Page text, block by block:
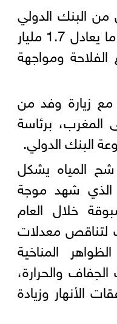
البنك الدولي
بقيمة 180 مليون دولار، ما يعادل 1.7 مليار
ومواجهة
مع زيارة وفد من
المغرب، برئاسة
البنك الدولي.
المياه يشكل
الذي شهد موجة
خلال العام
لتناقص معدلات
المناخية
والحرارة،
الأنهار وزيادة